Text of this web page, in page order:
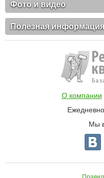
Фото и видео
Полезная информация
О компании
Мы